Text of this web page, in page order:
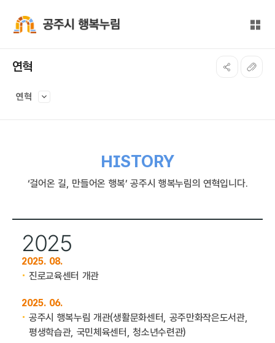
전체
연혁
연혁
HISTORY
‘걸어온 길, 만들어온 행복’ 공주시 행복누림의 연혁입니다.
2025
2025. 08.
진로교육센터 개관
2025. 06.
공주시 행복누림 개관(생활문화센터, 공주만화작은도서관,
평생학습관, 국민체육센터, 청소년수련관)